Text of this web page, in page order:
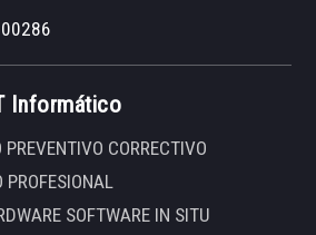
Informático
CORRECTIVO
SOFTWARE IN SITU